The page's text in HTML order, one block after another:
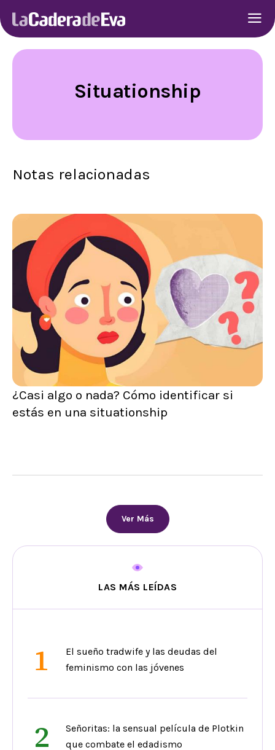
Situationship
Notas relacionadas
¿Casi algo o nada? Cómo identificar si
estás en una situationship
Ver Más
LAS MÁS LEÍDAS
1
El sueño tradwife y las deudas del
feminismo con las jóvenes
2
Señoritas: la sensual película de Plotkin
que combate el edadismo